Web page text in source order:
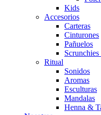
Kids
Accesorios
Carteras
Cinturones
Pañuelos
Ritual
Sonidos
Aromas
Esculturas
Mandalas
Henna &